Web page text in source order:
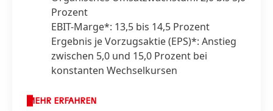
Prozent
EBIT-Marge*: 13,5 bis 14,5 Prozent
Ergebnis je Vorzugsaktie(EPS)*: Anstieg
zwischen 5,0 und 15,0 Prozent bei
konstanten Wechselkursen
MEHR ERFAHREN